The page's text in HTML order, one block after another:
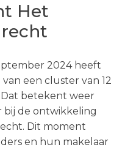
Het
2024 heeft
een cluster van 12
betekent weer
bij de ontwikkeling
Dit moment
en hun makelaar